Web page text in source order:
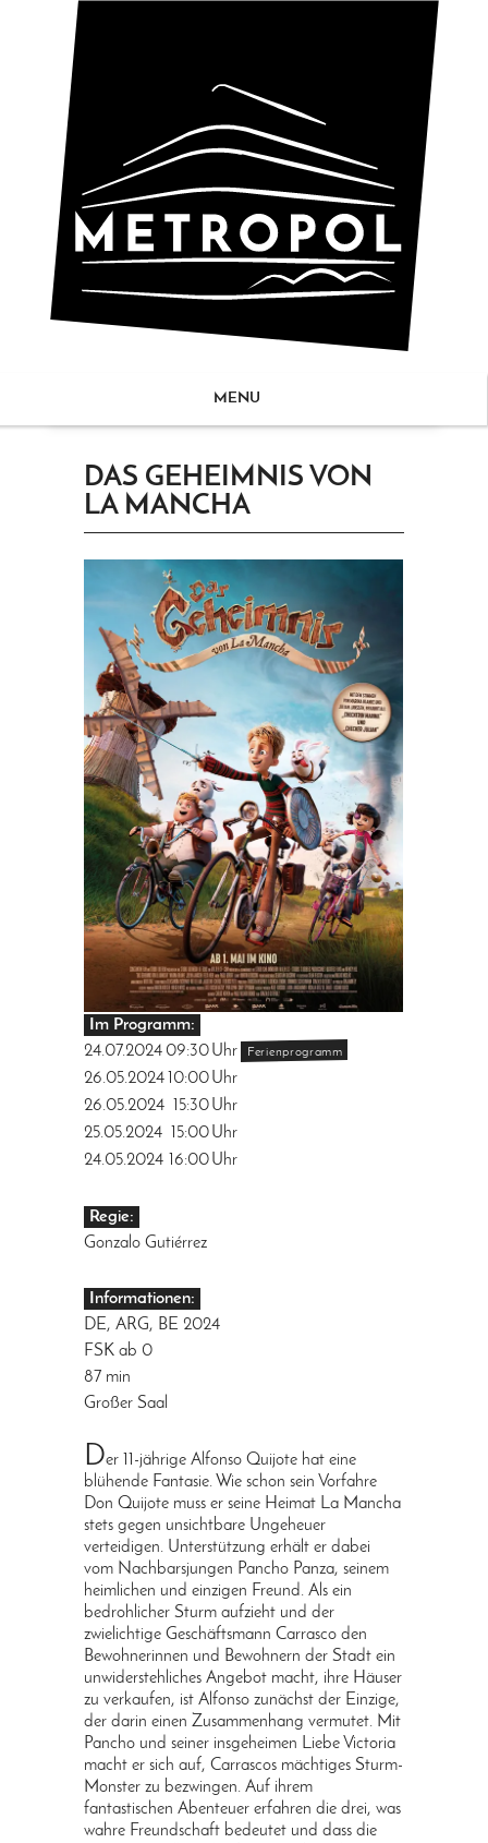
MENU
DAS GEHEIMNIS VON
LA MANCHA
Im Programm:
24.07.2024 09:30Uhr Ferienprogramm
26.05.2024 10:00Uhr
26.05.2024
15:30Uhr
25.05.2024
15:00Uhr
24.05.2024
16:00Uhr
Regie:
Gonzalo Gutiérrez
Informationen:
DE, ARG, BE 2024
FSK ab 0
87 min
Großer Saal
Der 11-jährige Alfonso Quijote hat eine
blühende Fantasie. Wie schon sein Vorfahre
Don Quijote muss er seine Heimat La Mancha
stets gegen unsichtbare Ungeheuer
verteidigen. Unterstützung erhält er dabei
vom Nachbarsjungen Pancho Panza, seinem
heimlichen und einzigen Freund. Als ein
bedrohlicher Sturm aufzieht und der
zwielichtige Geschäftsmann Carrasco den
Bewohnerinnen und Bewohnern der Stadt ein
unwiderstehliches Angebot macht, ihre Häuser
zu verkaufen, ist Alfonso zunächst der Einzige,
der darin einen Zusammenhang vermutet. Mit
Pancho und seiner insgeheimen Liebe Victoria
macht er sich auf, Carrascos mächtiges Sturm-
Monster zu bezwingen. Auf ihrem
fantastischen Abenteuer erfahren die drei, was
wahre Freundschaft bedeutet und dass die